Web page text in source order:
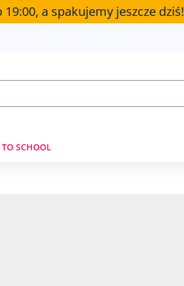
a spakujemy jeszcze dziś!
TO SCHOOL